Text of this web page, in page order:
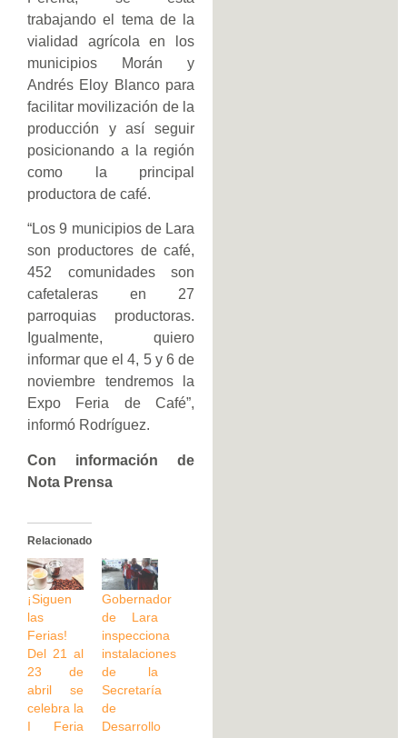
trabajando el tema de la
vialidad agrícola en los
municipios Morán y
Andrés Eloy Blanco para
facilitar movilización de la
producción y así seguir
posicionando a la región
como la principal
productora de café.
“Los 9 municipios de Lara
son productores de café,
452 comunidades son
cafetaleras en 27
parroquias productoras.
Igualmente, quiero
informar que el 4, 5 y 6 de
noviembre tendremos la
Expo Feria de Café”,
informó Rodríguez.
Con información de
Nota Prensa
Relacionado
¡Siguen
las
Ferias!
Del 21 al
23 de
abril se
celebra la
I Feria
Gobernador
de Lara
inspecciona
instalaciones
de la
Secretaría
de
Desarrollo